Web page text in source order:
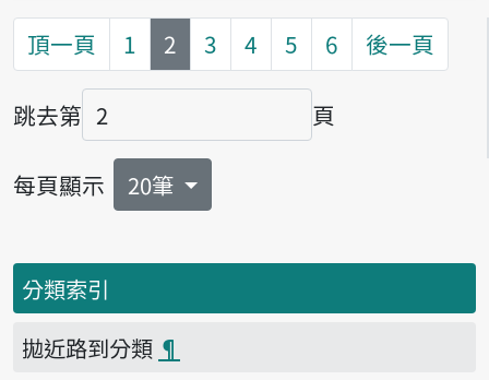
頂一頁 1 第
2 3 4 5 6 後一頁
跳去第
頁碼
頁
每頁顯示 20筆
分類索引
拋近路到分類 ¶